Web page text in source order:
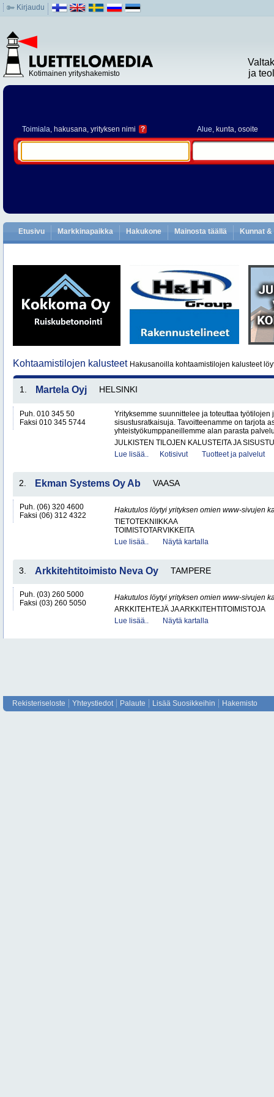
Kirjaudu
Kotimainen yrityshakemisto
ja
Toimiala, hakusana, yrityksen nimi ? Alue, kunta, osoite
Etusivu Markkinapaikka Hakukone Mainosta täällä Kunnat
Kohtaamistilojen kalusteet Hakusanoilla kohtaamistilojen kalusteet
1. Martela Oyj HELSINKI
Puh. 010 345 50
Faksi 010 345 5744
Yrityksemme suunnittelee ja toteuttaa työtilojen
sisustusratkaisuja. Tavoitteenamme on tarjota
yhteistyökumppaneillemme alan parasta
JULKISTEN TILOJEN KALUSTEITA JA
Lue lisää..
Kotisivut Tuotteet ja palvelut
2. Ekman Systems Oy Ab VAASA
Puh. (06) 320 4600
Faksi (06) 312 4322
Hakutulos löytyi yrityksen omien www-sivujen
TIETOTEKNIIKKAA
TOIMISTOTARVIKKEITA
Lue lisää..
Näytä kartalla
3. Arkkitehtitoimisto Neva Oy TAMPERE
Puh. (03) 260 5000
Faksi (03) 260 5050
Hakutulos löytyi yrityksen omien www-sivujen
ARKKITEHTEJÄ JA ARKKITEHTITOIMISTOJA
Lue lisää..
Näytä kartalla
Rekisteriseloste Yhteystiedot Palaute Lisää Suosikkeihin Hakemisto